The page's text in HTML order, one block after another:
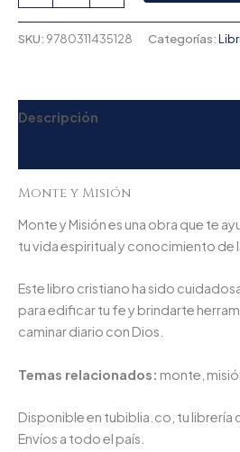
SKU: 9780311435128 Categorías:
Descripción
Monte y Misión
Monte y Misión es una obra que te
tu vida espiritual y conocimiento de
Este libro cristiano ha sido
para edificar tu fe y brindarte
caminar diario con Dios.
Temas relacionados: monte,
Disponible en tubiblia.co, tu librería
Envíos a todo el país.